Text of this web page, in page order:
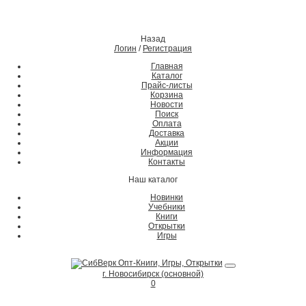
Назад
Логин / Регистрация
Главная
Каталог
Прайс-листы
Корзина
Новости
Поиск
Оплата
Доставка
Акции
Информация
Контакты
Наш каталог
Новинки
Учебники
Книги
Открытки
Игры
г. Новосибирск (основной)
0